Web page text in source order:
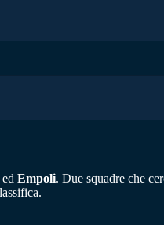
ed Empoli. Due squadre che